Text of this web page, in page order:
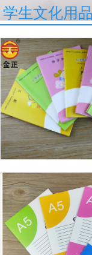
学生文化用品